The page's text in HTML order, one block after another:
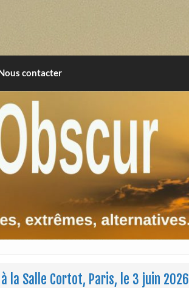
contacter
la Salle Cortot, Paris, le 3 juin 2026